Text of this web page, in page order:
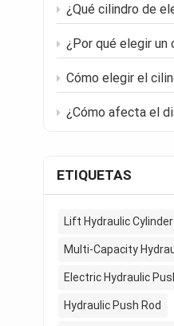
¿Qué cilindro de elevación hidráulica se
¿Por qué elegir un cilindro hidráulico de
Cómo elegir el cilindro hidráulico
¿Cómo afecta el diámetro del cilindro de elevación a la
ETIQUETAS
Lift Hydraulic Cylinder
Multi-Capacity
Electric Hydraulic
Hydraulic Push Rod